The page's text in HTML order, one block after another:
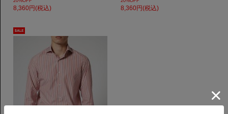
8,360円(税込) 8,360円(税込)